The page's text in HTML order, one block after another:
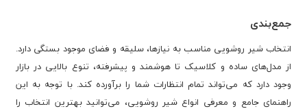
جمع‌بندی
انتخاب شیر روشویی مناسب به نیازها، سلیقه و فضای موجود بستگی دارد.
از مدل‌های ساده و کلاسیک تا هوشمند و پیشرفته، تنوع بالایی در بازار
وجود دارد که می‌تواند تمام انتظارات شما را برآورده کند. با توجه به این
راهنمای جامع و معرفی انواع شیر روشویی، می‌توانید بهترین انتخاب را